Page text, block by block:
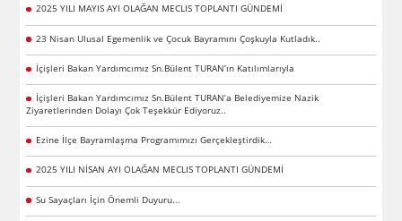
2025 YILI MAYIS AYI OLAĞAN MECLIS TOPLANTI GÜNDEMİ
23 Nisan Ulusal Egemenlik ve Çocuk Bayramını Çoşkuyla Kutladık..
İçişleri Bakan Yardımcımız Sn.Bülent TURAN’ın Katılımlarıyla
İçişleri Bakan Yardımcımız Sn.Bülent TURAN’a Belediyemize Nazik
Ziyaretlerinden Dolayı Çok Teşekkür Ediyoruz..
Ezine İlçe Bayramlaşma Programımızı Gerçekleştirdik…
2025 YILI NİSAN AYI OLAĞAN MECLIS TOPLANTI GÜNDEMİ
Su Sayaçları İçin Önemli Duyuru...